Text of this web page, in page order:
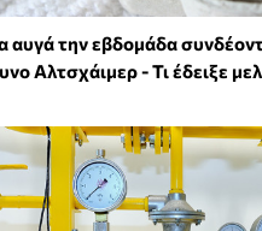
αυγά την εβδομάδα
Αλτσχάιμερ - Τι έδειξε